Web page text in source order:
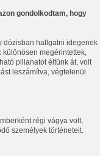
gondolkodtam, hogy
dózisban hallgatni idegenek
különösen megérintettek,
pillanatot éltünk át, volt
leszámítva, végtelenül
régi vágya volt,
személyek történeteit.